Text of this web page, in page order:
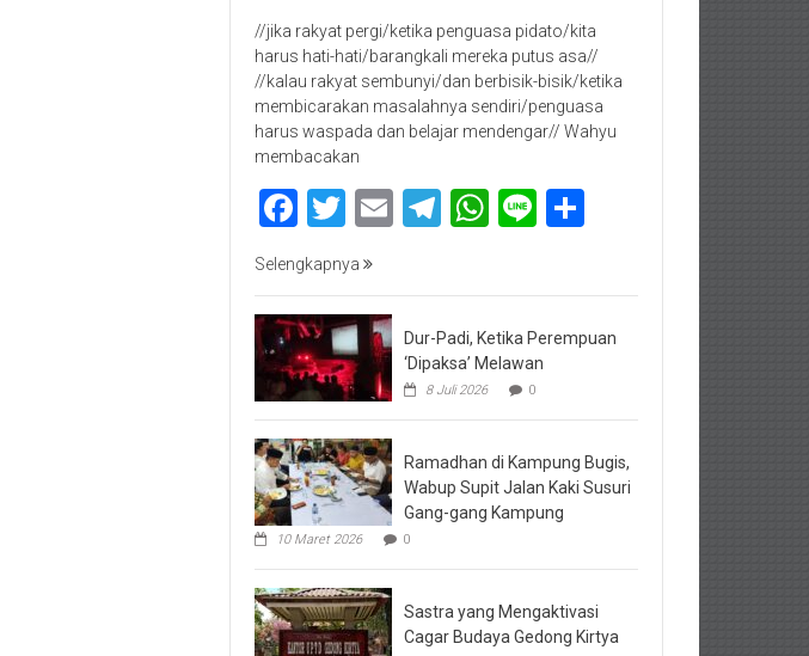
//jika rakyat pergi/ketika penguasa pidato/kita
harus hati-hati/barangkali mereka putus asa//
//kalau rakyat sembunyi/dan berbisik-bisik/ketika
membicarakan masalahnya sendiri/penguasa
harus waspada dan belajar mendengar// Wahyu
membacakan
Facebook
Twitter
EmailTelegram
WhatsApp
Line
Selengkapnya
Dur-Padi, Ketika Perempuan
‘Dipaksa’ Melawan
8 Juli 2026 0
Ramadhan di Kampung Bugis,
Wabup Supit Jalan Kaki Susuri
Gang-gang Kampung
10 Maret 2026 0
Sastra yang Mengaktivasi
Cagar Budaya Gedong Kirtya